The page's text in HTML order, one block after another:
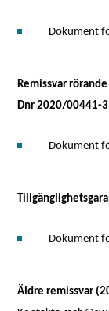
Dokument
Remissvar
Dnr 2020/00441-
Dokument
Dokument
Äldre remissvar